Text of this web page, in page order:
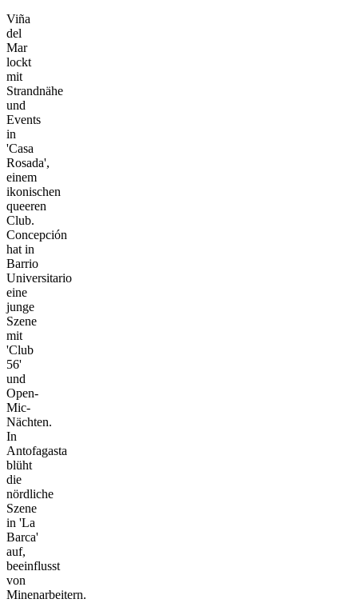
Viña
del
Mar
lockt
mit
Strandnähe
und
Events
in
'Casa
Rosada',
einem
ikonischen
queeren
Club.
Concepción
hat in
Barrio
Universitario
eine
junge
Szene
mit
'Club
56'
und
Open-
Mic-
Nächten.
In
Antofagasta
blüht
die
nördliche
Szene
in 'La
Barca'
auf,
beeinflusst
von
Minenarbeitern.